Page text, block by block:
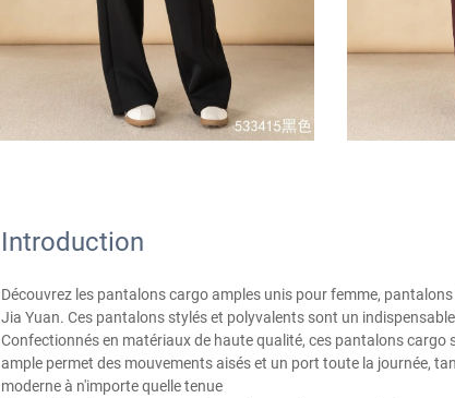
Introduction
Découvrez les pantalons cargo amples unis pour femme,
Jia Yuan. Ces pantalons stylés et polyvalents sont un
Confectionnés en matériaux de haute qualité, ces pantalons
ample permet des mouvements aisés et un port toute la journée,
moderne à n'importe quelle tenue